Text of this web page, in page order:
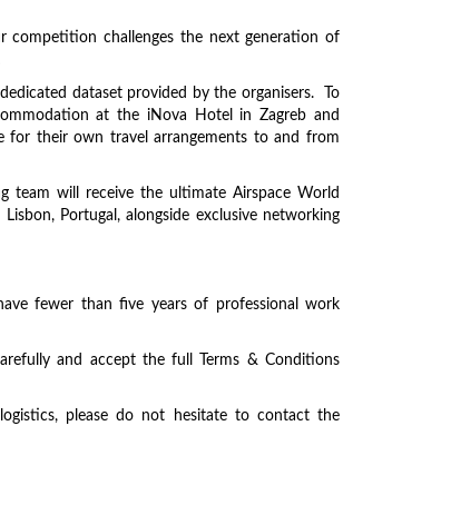
competition challenges the next generation of
dataset provided by the organisers. To
at the iNova Hotel in Zagreb and
for their own travel arrangements to and from
will receive the ultimate Airspace World
Portugal, alongside exclusive networking
fewer than five years of professional work
and accept the full Terms & Conditions
please do not hesitate to contact the